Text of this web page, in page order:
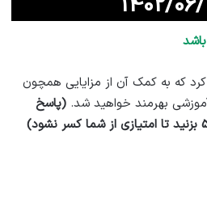
که به کمک آن از مزایایی همچون
بهرمند خواهید شد. (پاسخ